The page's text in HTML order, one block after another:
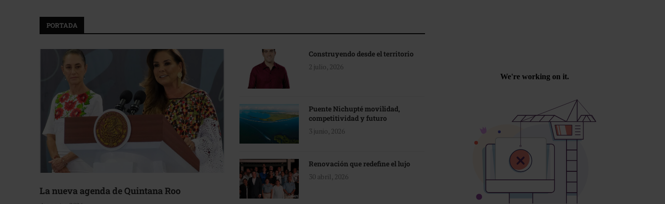
PORTADA
La nueva agenda de Quintana Roo
Construyendo desde el territorio
2 julio, 2026
Puente Nichupté movilidad,
competitividad y futuro
3 junio, 2026
Renovación que redefine el lujo
30 abril, 2026